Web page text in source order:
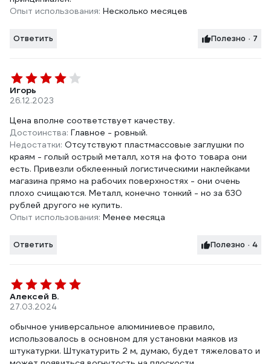
Опыт использования: Несколько месяцев
Ответить Полезно · 7
Игорь
26.12.2023
Цена вполне соответствует качеству.
Достоинства: Главное - ровный.
Недостатки: Отсутствуют пластмассовые заглушки по
краям - голый острый металл, хотя на фото товара они
есть. Привезли обклеенный логистическими наклейками
магазина прямо на рабочих поверхностях - они очень
плохо счищаются. Металл, конечно тонкий - но за 630
рублей другого не купить.
Опыт использования: Менее месяца
Ответить Полезно · 4
Алексей В.
27.03.2024
обычное универсальное алюминиевое правило,
использовалось в основном для установки маяков из
штукатурки. Штукатурить 2 м, думаю, будет тяжеловато и